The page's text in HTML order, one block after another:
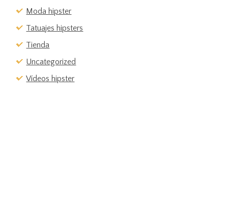
Moda hipster
Tatuajes hipsters
Tienda
Uncategorized
Vídeos hipster